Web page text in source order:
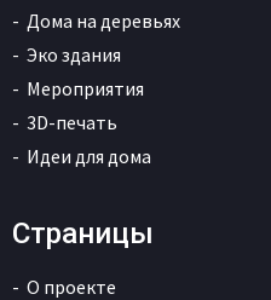
Дома на деревьях
Эко здания
Мероприятия
3D-печать
Идеи для дома
Страницы
О проекте